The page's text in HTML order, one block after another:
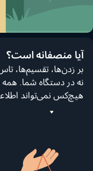
آیا منصفانه است؟
نه در دستگاه شما.
هیچ‌کس نمی‌تواند